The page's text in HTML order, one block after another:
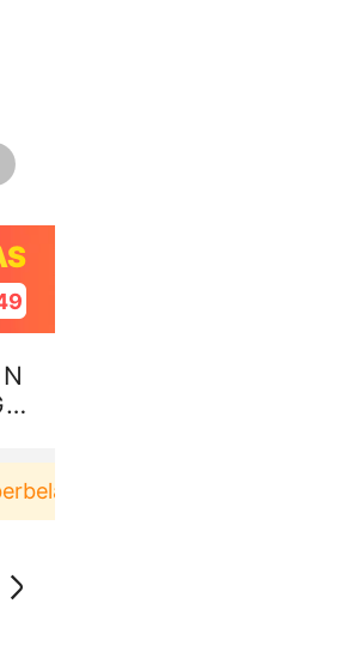
di aplikasi Akulaku bisa